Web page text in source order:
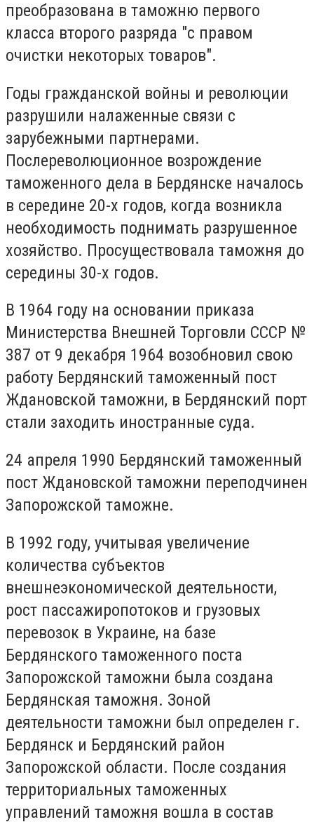
преобразована в таможню первого
класса второго разряда "с правом
очистки некоторых товаров".
Годы гражданской войны и революции
разрушили налаженные связи с
зарубежными партнерами.
Послереволюционное возрождение
таможенного дела в Бердянске началось
в середине 20-х годов, когда возникла
необходимость поднимать разрушенное
хозяйство. Просуществовала таможня до
середины 30-х годов.
В 1964 году на основании приказа
Министерства Внешней Торговли СССР №
387 от 9 декабря 1964 возобновил свою
работу Бердянский таможенный пост
Ждановской таможни, в Бердянский порт
стали заходить иностранные суда.
24 апреля 1990 Бердянский таможенный
пост Ждановской таможни переподчинен
Запорожской таможне.
В 1992 году, учитывая увеличение
количества субъектов
внешнеэкономической деятельности,
рост пассажиропотоков и грузовых
перевозок в Украине, на базе
Бердянского таможенного поста
Запорожской таможни была создана
Бердянская таможня. Зоной
деятельности таможни был определен г.
Бердянск и Бердянский район
Запорожской области. После создания
территориальных таможенных
управлений таможня вошла в состав